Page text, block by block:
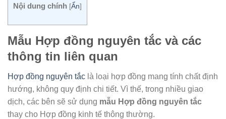
Nội dung chính [Ẩn]
Mẫu Hợp đồng nguyên tắc và các
thông tin liên quan
Hợp đồng nguyên tắc là loại hợp đồng mang tính chất định
hướng, không quy định chi tiết. Vì thế, trong nhiều giao
dịch, các bên sẽ sử dụng mẫu Hợp đồng nguyên tắc
thay cho Hợp đồng kinh tế thông thường.